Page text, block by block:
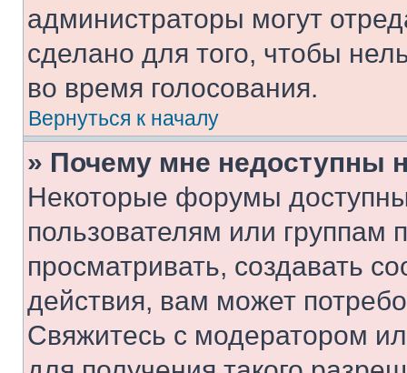
администраторы могут
сделано для того, чтобы
во время голосования.
Вернуться к началу
» Почему мне недоступны
Некоторые форумы
пользователям или группам
просматривать, создавать
действия, вам может
Свяжитесь с модератором